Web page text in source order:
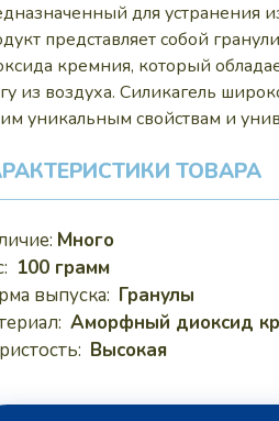
для устранения
представляет собой
кремния, который
из воздуха. Силикагель
уникальным свойствам и
ТОВАРА
Много
100 грамм
выпуска: Гранулы
Аморфный диоксид
Высокая